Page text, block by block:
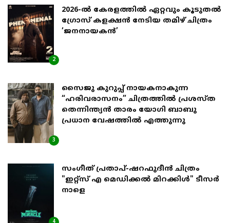
2
2026-ൽ കേരളത്തിൽ ഏറ്റവും കൂടുതൽ
ഗ്രോസ് കളക്ഷൻ നേടിയ തമിഴ് ചിത്രം
‘ജനനായകൻ’
3
സൈജു കുറുപ്പ് നായകനാകുന്ന
“ഹരിവരാസനം” ചിത്രത്തിൽ പ്രശസ്ത
തെന്നിന്ത്യൻ താരം യോഗി ബാബു
പ്രധാന വേഷത്തിൽ എത്തുന്നു
സംഗീത് പ്രതാപ്-ഷറഫുദീൻ ചിത്രം
"ഇറ്റ്സ് എ മെഡിക്കൽ മിറക്കിൾ" ടീസർ
നാളെ